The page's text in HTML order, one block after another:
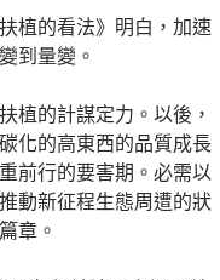
植的看法》明白，加速
到量變。
植的計謀定力。以後，
化的高東西的品質成長
前行的要害期。必需以
動新征程生態周遭的狀
章。